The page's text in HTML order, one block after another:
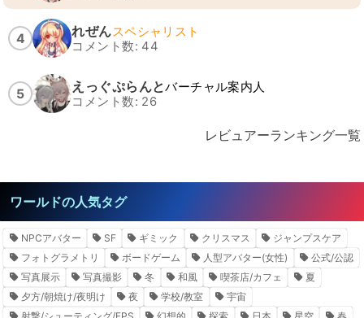
4 れぜんスペシャリスト
コメント数: 44
5 えっぐぷらんとバーチャル案内人
コメント数: 26
レビュアーランキング一覧
ワールドの人気タグ
NPCアバター SF ギミック クリスマス
ジャンプスケア
フォトグラメトリ
ボードゲーム 人型アバター(女性)
公式/公認
写真展示
写真撮影 冬 和風 喫茶店/カフェ
夏
夕方/朝焼け/夜明け
夜 学校/教室
宇宙